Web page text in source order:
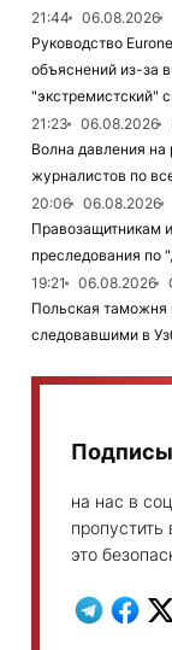
21:44 06.08.2026
Руководство
объяснений из-за
"экстремистский"
21:23
06.08.2026
Волна давления
журналистов по
20:06
06.08.2026
Правозащитникам
преследования по
19:21
06.08.2026
Польская таможня
следовавшими в
на нас в
это